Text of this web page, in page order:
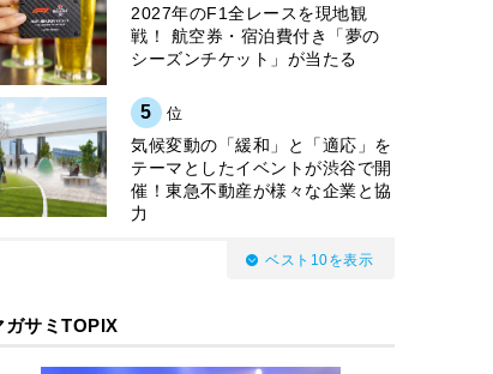
2027年のF1全レースを現地観
戦！ 航空券・宿泊費付き「夢の
シーズンチケット」が当たる
5 位
気候変動の「緩和」と「適応」を
テーマとしたイベントが渋谷で開
催！東急不動産が様々な企業と協
力
ベスト10を表示
ガサミTOPIX